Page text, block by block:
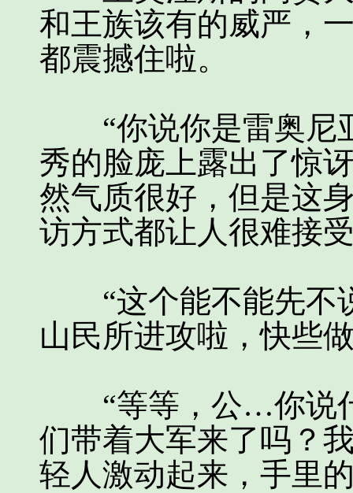
和王族该有的威严，
都震撼住啦。
“你说你是雷奥尼
秀的脸庞上露出了惊
然气质很好，但是这
访方式都让人很难接
“这个能不能先不
山民所进攻啦，快些
“等等，公…你说什
们带着大军来了吗？
轻人激动起来，手里